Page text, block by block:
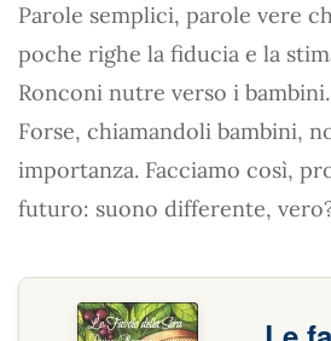
Parole semplici, parole vere
poche righe la fiducia e la
Ronconi nutre verso i bambini.
Forse, chiamandoli bambini,
importanza. Facciamo così,
futuro: suono differente,